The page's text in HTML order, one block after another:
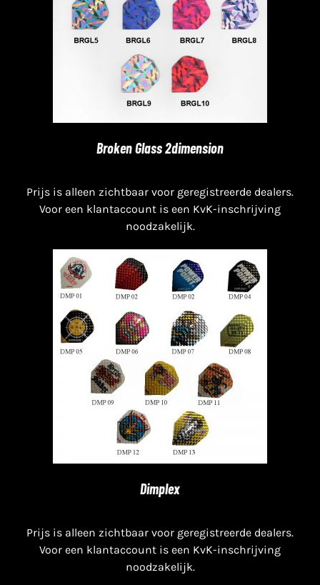
Broken Glass 2dimension
Prijs is alleen zichtbaar voor geregistreerde dealers.
Voor een klantaccount is een KvK-inschrijving
noodzakelijk.
Dimplex
Prijs is alleen zichtbaar voor geregistreerde dealers.
Voor een klantaccount is een KvK-inschrijving
noodzakelijk.